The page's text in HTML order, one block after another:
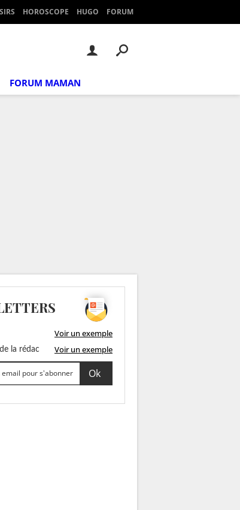
HOROSCOPE HUGO FORUM
FORUM MAMAN
Voir un exemple
la rédac Voir un exemple